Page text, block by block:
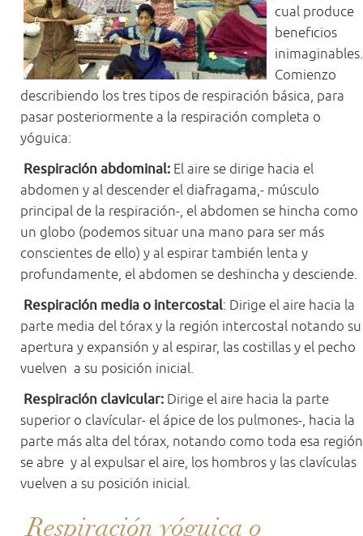
cual produce
beneficios
inimaginables.
Comienzo
describiendo los tres tipos de respiración básica, para
pasar posteriormente a la respiración completa o
yóguica:
Respiración abdominal: El aire se dirige hacia el
abdomen y al descender el diafragama,- músculo
principal de la respiración-, el abdomen se hincha como
un globo (podemos situar una mano para ser más
conscientes de ello) y al espirar también lenta y
profundamente, el abdomen se deshincha y desciende.
Respiración media o intercostal: Dirige el aire hacia la
parte media del tórax y la región intercostal notando su
apertura y expansión y al espirar, las costillas y el pecho
vuelven a su posición inicial.
Respiración clavicular: Dirige el aire hacia la parte
superior o clavícular- el ápice de los pulmones-, hacia la
parte más alta del tórax, notando como toda esa región
se abre y al expulsar el aire, los hombros y las clavículas
vuelven a su posición inicial.
Respiración yóguica o